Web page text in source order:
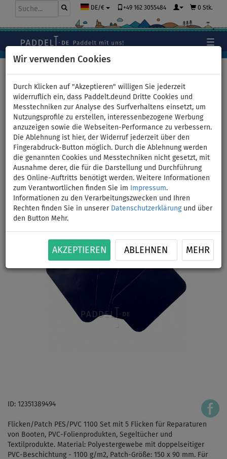
Wir verwenden Cookies
Durch Klicken auf "Akzeptieren" willigen Sie jederzeit
widerruflich ein, dass Paddelt.deund Dritte Cookies und
Messtechniken zur Analyse des Surfverhaltens einsetzt, um
Nutzungsprofile zu erstellen, interessenbezogene Werbung
anzuzeigen sowie die Webseiten-Performance zu verbessern.
Die Ablehnung ist hier, der Widerruf jederzeit über den
Fingerabdruck-Button möglich. Durch die Ablehnung werden
die genannten Cookies und Messtechniken nicht gesetzt, mit
Ausnahme derer, die für die Darstellung und Durchführung
des Online-Auftritts benötigt werden. Weitere Informationen
zum Verantwortlichen finden Sie im
Impressum.
Informationen zu den Verarbeitungszwecken und Ihren
Rechten finden Sie in unserer Datenschutzerklärungund über
den Button Mehr.
AKZEPTIEREN ABLEHNEN MEHR
DE/€ +49 162 3055484 0 Stk.
Flicken/Patch DUNKELBLAU -
für aufblasbare SUP Boards
ID: 12351389494
Flicken/Patch PES/PVC 1100 Set mit 5 Flicken für Reparaturen
von Booten, PVC-Folienprodukten, Segeltücher und
Textilprodukte. Material: Polyestergewebe mit doppelseitiger
PVC-Beschichtung - 1100 g/m2, Patch-Größe: 150 x 90 mm. Für